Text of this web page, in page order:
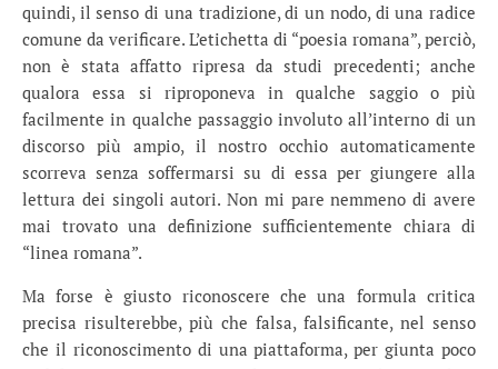
quindi, il senso di una tradizione, di un nodo, di una radice
comune da verificare. L’etichetta di “poesia romana”, perciò,
non è stata affatto ripresa da studi precedenti; anche
qualora essa si riproponeva in qualche saggio o più
facilmente in qualche passaggio involuto all’interno di un
discorso più ampio, il nostro occhio automaticamente
scorreva senza soffermarsi su di essa per giungere alla
lettura dei singoli autori. Non mi pare nemmeno di avere
mai trovato una definizione sufficientemente chiara di
“linea romana”.
Ma forse è giusto riconoscere che una formula critica
precisa risulterebbe, più che falsa, falsificante, nel senso
che il riconoscimento di una piattaforma, per giunta poco